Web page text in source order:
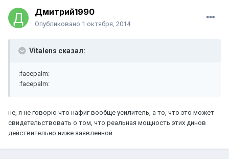
Дмитрий1990
Опубликовано 1 октября, 2014
Vitalens сказал:
:facepalm:
:facepalm:
не, я не говорю что нафиг вообще усилитель, а то, что это может
свидетельствовать о том, что реальная мощность этих динов
действительно ниже заявленной